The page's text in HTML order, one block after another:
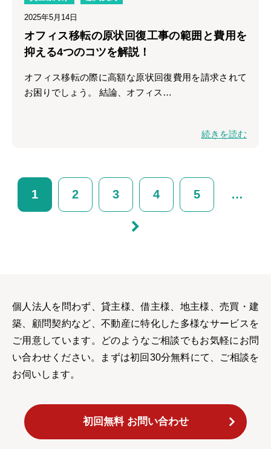
2025年5月14日
オフィス移転の原状回復工事の範囲と費用を
抑える4つのコツを解説！
オフィス移転の際に高額な原状回復費用を請求されて
お困りでしょう。 結論、オフィス…
続きを読む
1 2 3 4 5 …
個人法人を問わず、貸主様、借主様、地主様、売買・建
築、顧問契約など、不動産に特化した多様なサービスを
ご用意しています。どのようなご相談でもお気軽にお問
い合わせください。まずは初回30分無料にて、ご相談を
お伺いします。
初回無料 お問い合わせ